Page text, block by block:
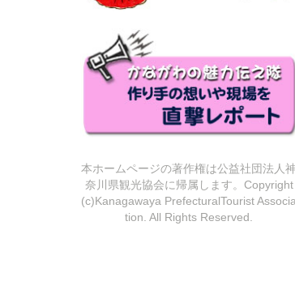
本ホームページの著作権は公益社団法人神
奈川県観光協会に帰属します。Copyright
(c)Kanagawaya PrefecturalTourist
tion. All Rights Reserved.